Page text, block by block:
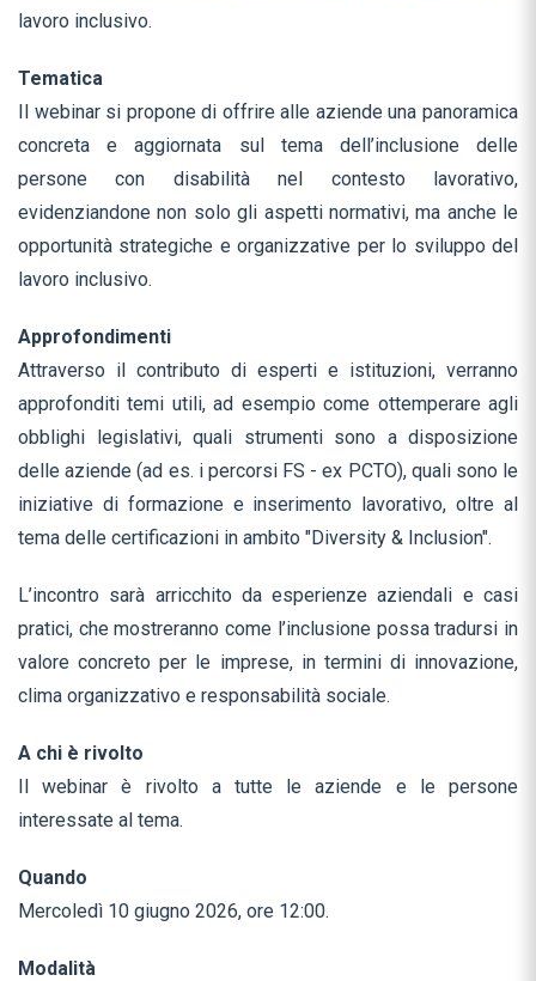
lavoro inclusivo.
Tematica
Il webinar si propone di offrire alle aziende una panoramica
concreta e aggiornata sul tema dell’inclusione delle
persone con disabilità nel contesto lavorativo,
evidenziandone non solo gli aspetti normativi, ma anche le
opportunità strategiche e organizzative per lo sviluppo del
lavoro inclusivo.
Approfondimenti
Attraverso il contributo di esperti e istituzioni, verranno
approfonditi temi utili, ad esempio come ottemperare agli
obblighi legislativi, quali strumenti sono a disposizione
delle aziende (ad es. i percorsi FS - ex PCTO), quali sono le
iniziative di formazione e inserimento lavorativo, oltre al
tema delle certificazioni in ambito "Diversity & Inclusion".
L’incontro sarà arricchito da esperienze aziendali e casi
pratici, che mostreranno come l’inclusione possa tradursi in
valore concreto per le imprese, in termini di innovazione,
clima organizzativo e responsabilità sociale.
A chi è rivolto
Il webinar è rivolto a tutte le aziende e le persone
interessate al tema.
Quando
Mercoledì 10 giugno 2026, ore 12:00.
Modalità